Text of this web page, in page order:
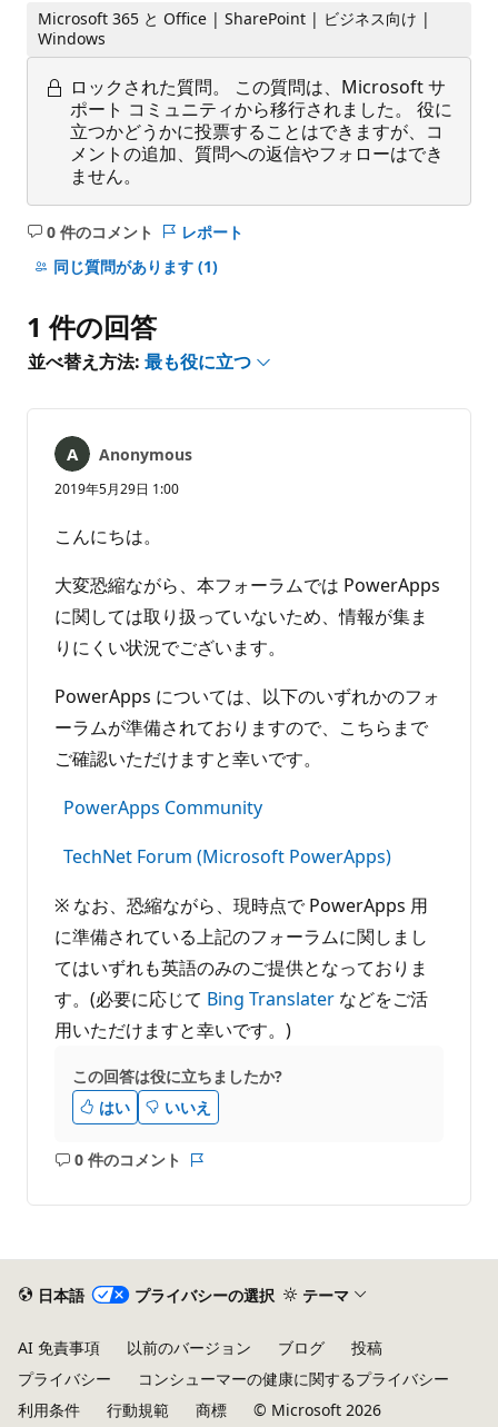
Microsoft 365 と Office | SharePoint | ビジネス向け |
Windows
ロックされた質問。
この質問は、Microsoft サ
ポート コミュニティから移行されました。 役に
立つかどうかに投票することはできますが、コ
メントの追加、質問への返信やフォローはでき
ません。
0 件のコメント
コ
メ
は
あ
ま
ん
レポート
同じ質問があります (1)
1 件の回答
並べ替え方法: 最も役に立つ
Anonymous
2019年5月29日 1:00
こんにちは。
大変恐縮ながら、本フォーラムでは PowerApps
に関しては取り扱っていないため、情報が集ま
りにくい状況でございます。
PowerApps については、以下のいずれかのフォ
ーラムが準備されておりますので、こちらまで
ご確認いただけますと幸いです。
PowerApps Community
TechNet Forum (Microsoft PowerApps)
※ なお、恐縮ながら、現時点で PowerApps 用
に準備されている上記のフォーラムに関しまし
てはいずれも英語のみのご提供となっておりま
す。(必要に応じて Bing Translater などをご活
用いただけますと幸いです。)
この回答は役に立ちましたか?
はい
いいえ
0 件のコメント
コ
は
あ
り
せ
日本語 プライバシーの選択 テーマ
AI 免責事項 以前のバージョン ブログ
投稿
プライバシー
コンシューマーの健康に関するプライバシー
利用条件
行動規範 商標 © Microsoft 2026